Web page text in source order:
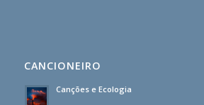
CANCIONEIRO
Canções e Ecologia